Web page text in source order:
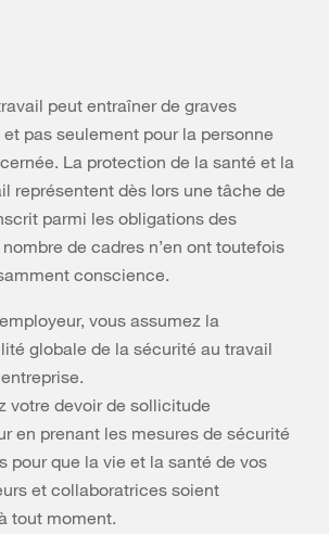
peut entraîner de graves
pas seulement pour la personne
La protection de la santé et la
représentent dès lors une tâche de
parmi les obligations des
de cadres n’en ont toutefois
conscience.
vous assumez la
globale de la sécurité au travail
votre devoir de sollicitude
en prenant les mesures de sécurité
pour que la vie et la santé de vos
et collaboratrices soient
tout moment.